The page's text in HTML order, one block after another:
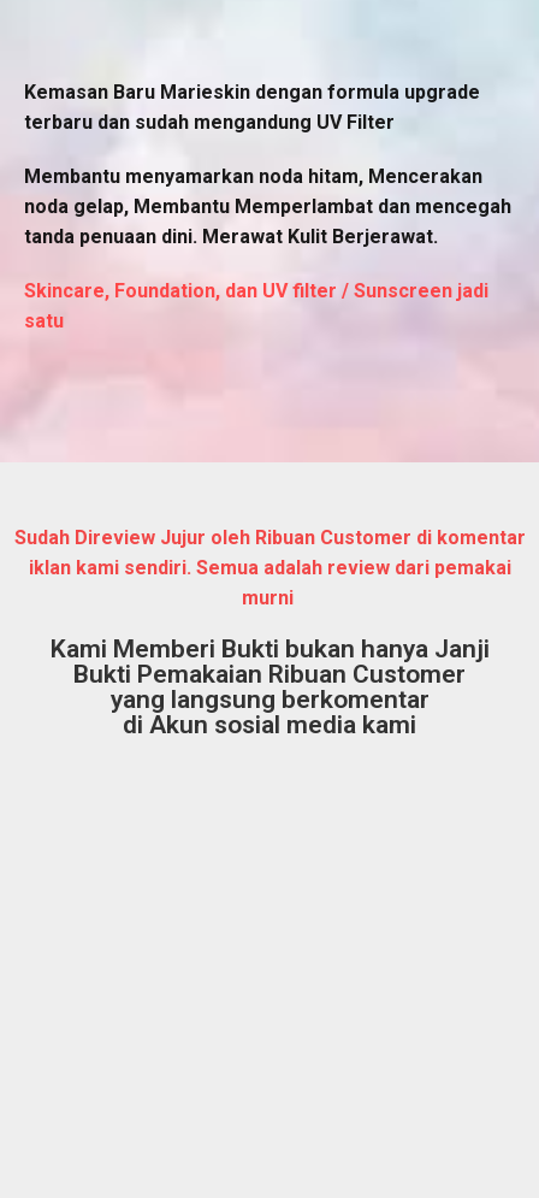
Kemasan Baru Marieskin dengan formula upgrade
terbaru dan sudah mengandung UV Filter
Membantu menyamarkan noda hitam, Mencerakan
noda gelap, Membantu Memperlambat dan mencegah
tanda penuaan dini. Merawat Kulit Berjerawat.
Skincare, Foundation, dan UV filter / Sunscreen jadi
satu
Sudah Direview Jujur oleh Ribuan Customer di komentar
iklan kami sendiri. Semua adalah review dari pemakai
murni
Kami Memberi Bukti bukan hanya Janji
Bukti Pemakaian Ribuan Customer
yang langsung berkomentar
di Akun sosial media kami